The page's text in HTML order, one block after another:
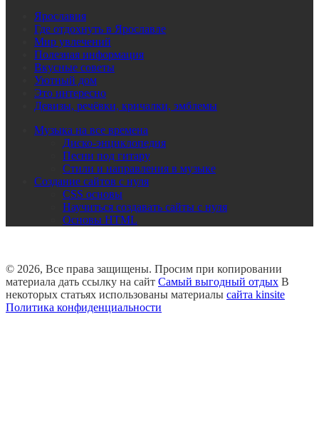
Ярославия
Где отдохнуть в Ярославле
Мир увлечений
Полезная информация
Вкусные советы
Уютный дом
Это интересно
Девизы, речёвки, кричалки, эмблемы
Музыка на все времена
Диско-энциклопедия
Песни под гитару
Стили и направления в музыке
Создание сайтов с нуля
CSS основы
Научиться создавать сайты с нуля
Основы HTML
© 2026, Все права защищены. Просим при копировании
материала дать ссылку на сайт Самый выгодный отдых В
некоторых статьях использованы материалы сайта kinsite
Политика конфиденциальности